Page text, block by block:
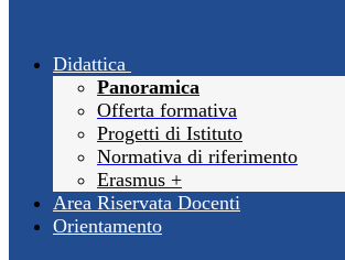
Didattica
Panoramica
Offerta formativa
Progetti di Istituto
Normativa di riferimento
Erasmus +
Area Riservata Docenti
Orientamento